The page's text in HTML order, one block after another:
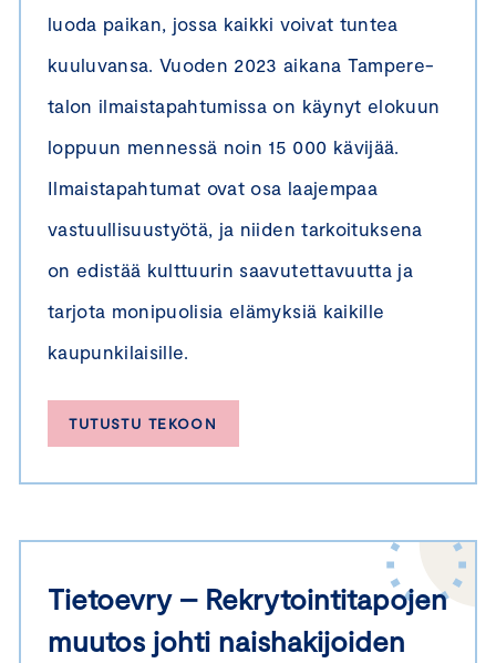
luoda paikan, jossa kaikki voivat tuntea
kuuluvansa. Vuoden 2023 aikana Tampere-
talon ilmaistapahtumissa on käynyt elokuun
loppuun mennessä noin 15 000 kävijää.
Ilmaistapahtumat ovat osa laajempaa
vastuullisuustyötä, ja niiden tarkoituksena
on edistää kulttuurin saavutettavuutta ja
tarjota monipuolisia elämyksiä kaikille
kaupunkilaisille.
TUTUSTU TEKOON
Tietoevry – Rekrytointitapojen
muutos johti naishakijoiden